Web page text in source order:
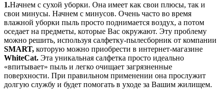
1.Начнем с сухой уборки. Она имеет как свои плюсы, так и
свои минусы. Начнем с минусов. Очень часто во время
влажной уборки пыль просто поднимается воздух, а потом
оседает на предметы, которые Вас окружают. Эту проблему
можно решить, используя салфетку-пылесборник от компании
SMART, которую можно приобрести в интернет-магазине
WhiteCat. Эта уникальная салфетка просто идеально
«впитывает» пыль и легко очищает загрязненные
поверхности. При правильном применении она прослужит
долгую службу и будет помогать в уходе за Вашим жилищем.